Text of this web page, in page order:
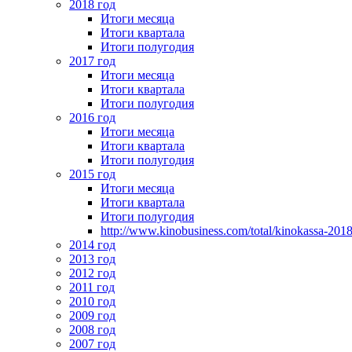
2018 год
Итоги месяца
Итоги квартала
Итоги полугодия
2017 год
Итоги месяца
Итоги квартала
Итоги полугодия
2016 год
Итоги месяца
Итоги квартала
Итоги полугодия
2015 год
Итоги месяца
Итоги квартала
Итоги полугодия
http://www.kinobusiness.com/total/kinokassa-
2014 год
2013 год
2012 год
2011 год
2010 год
2009 год
2008 год
2007 год